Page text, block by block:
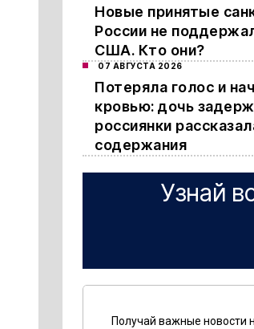
Новые принятые
России не
США. Кто они?
07 АВГУСТА 2026
Потеряла голос и
кровью: дочь
россиянки
содержания
Узнай